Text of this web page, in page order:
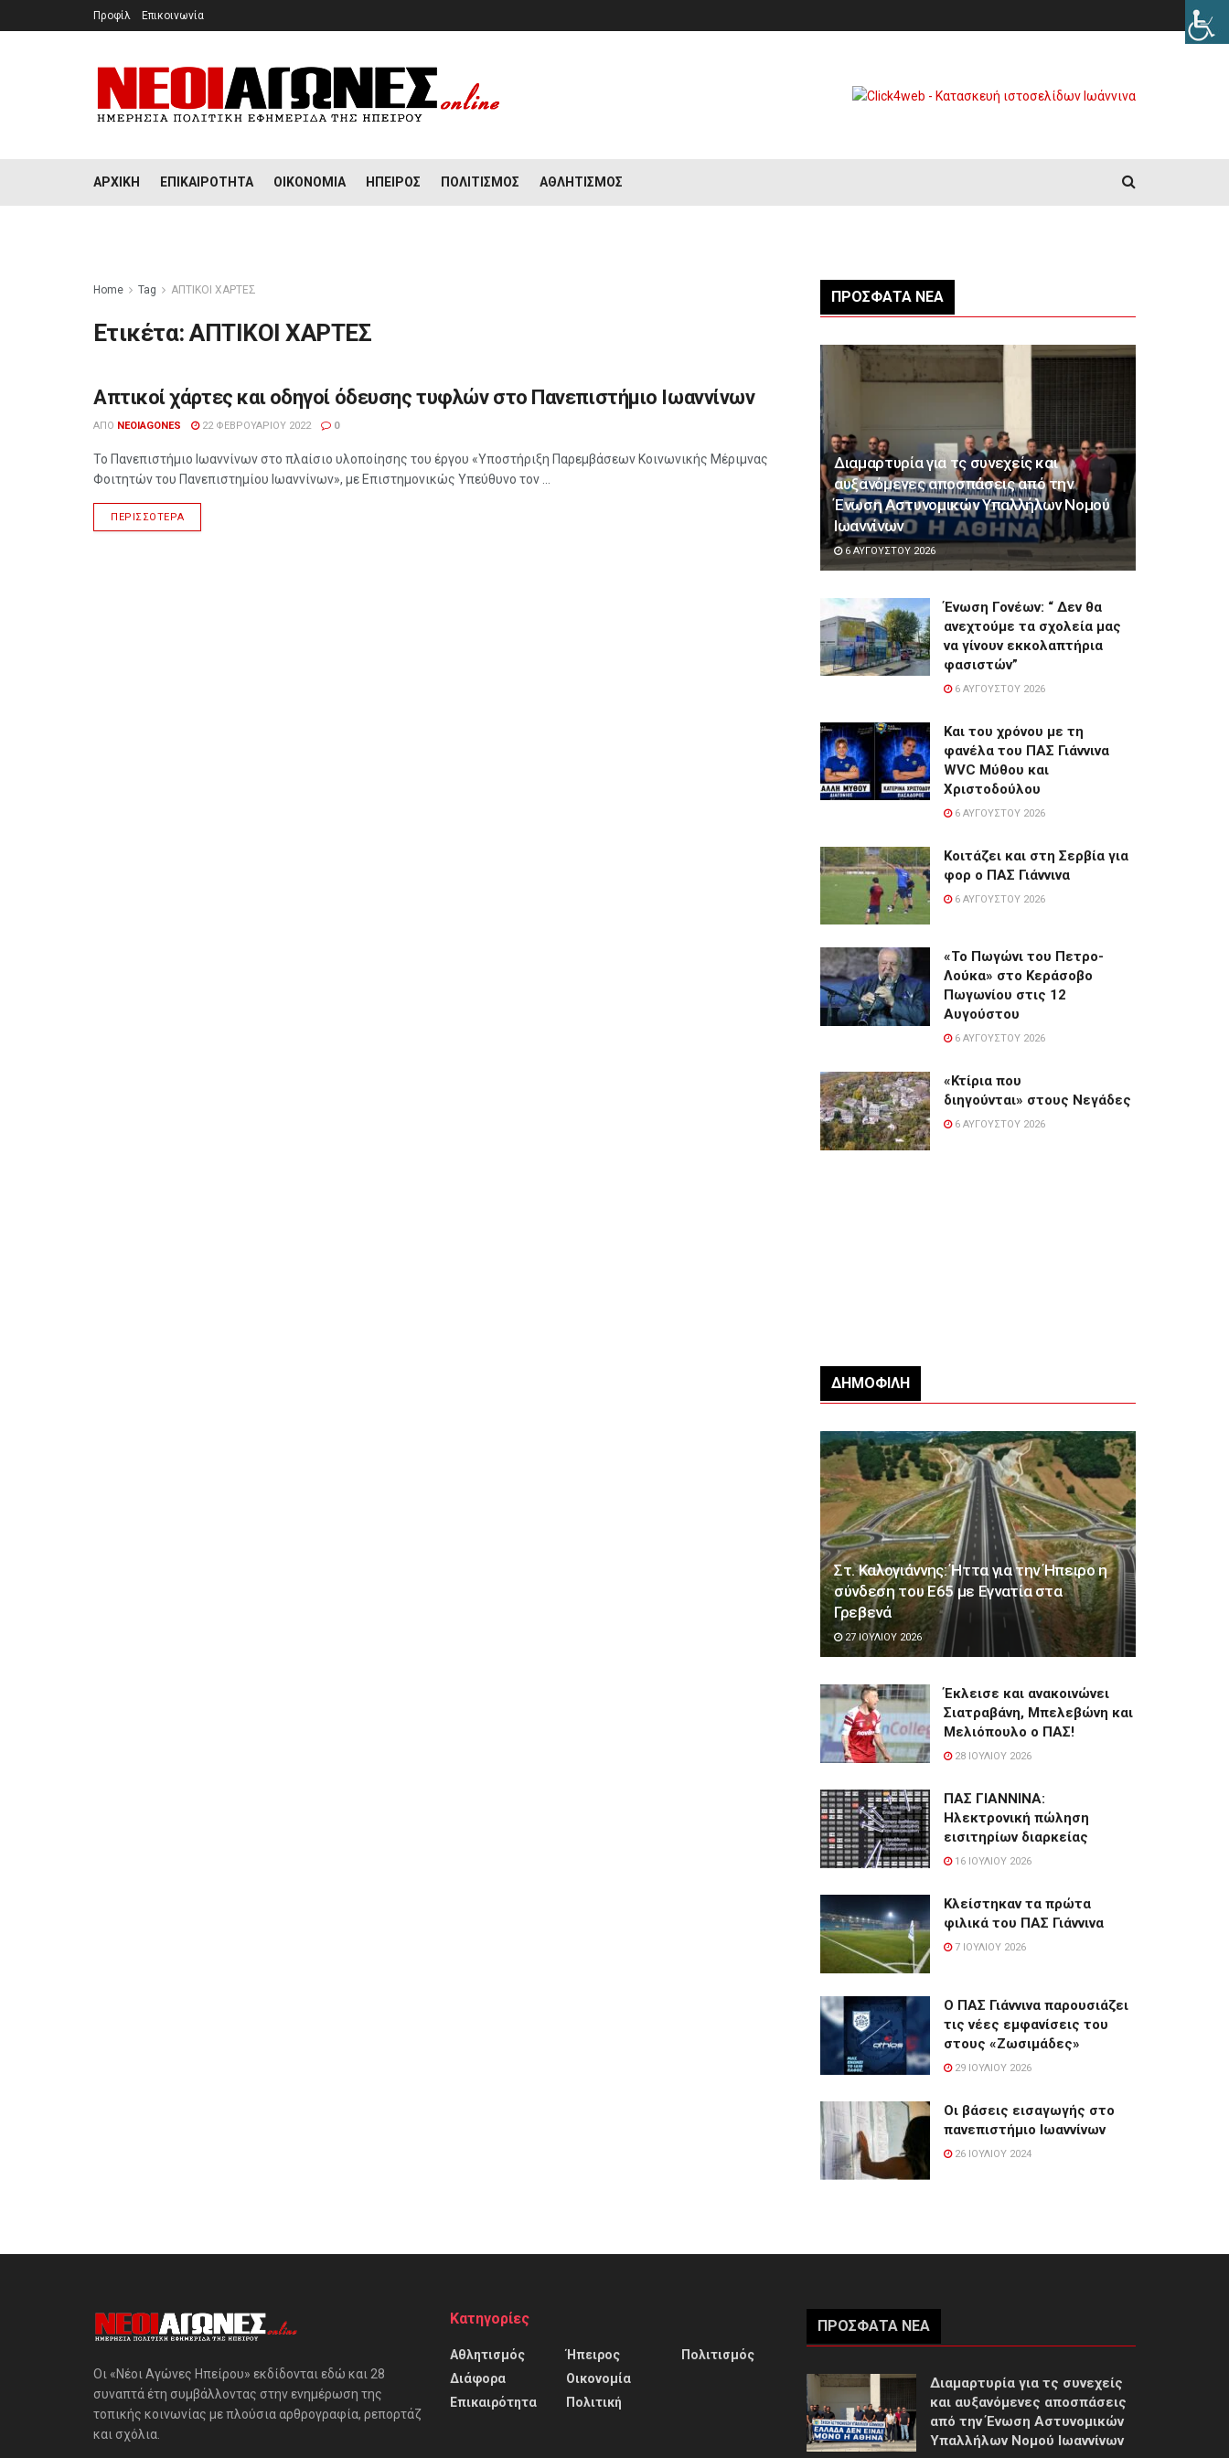
Προφίλ Επικοινωνία
ΑΡΧΙΚΉ ΕΠΙΚΑΙΡΌΤΗΤΑ ΟΙΚΟΝΟΜΊΑ ΉΠΕΙΡΟΣ ΠΟΛΙΤΙΣΜΌΣ ΑΘΛΗΤΙΣΜΌΣ
Home Tag ΑΠΤΙΚΟΙ ΧΑΡΤΕΣ
Ετικέτα:ΑΠΤΙΚΟΙ ΧΑΡΤΕΣ
ΉΠΕΙΡΟΣ
Απτικοί χάρτες και οδηγοί όδευσης τυφλών στο Πανεπιστήμιο Ιωαννίνων
ΑΠΌ NEOIAGONES 22 ΦΕΒΡΟΥΑΡΊΟΥ 2022 0
Το Πανεπιστήμιο Ιωαννίνων στο πλαίσιο υλοποίησης του έργου «Υποστήριξη Παρεμβάσεων Κοινωνικής Μέριμνας
Φοιτητών του Πανεπιστημίου Ιωαννίνων», με Επιστημονικώς Υπεύθυνο τον ...
ΠΕΡΙΣΣΌΤΕΡΑ
ΠΡΌΣΦΑΤΑ ΝΈΑ
Διαμαρτυρία για τς συνεχείς και
αυξανόμενες αποσπάσεις από την
Ένωση Αστυνομικών Υπαλλήλων Νομού
Ιωαννίνων
6 ΑΥΓΟΎΣΤΟΥ 2026
Ένωση Γονέων: “ Δεν θα
ανεχτούμε τα σχολεία μας
να γίνουν εκκολαπτήρια
φασιστών”
6 ΑΥΓΟΎΣΤΟΥ 2026
Και του χρόνου με τη
φανέλα του ΠΑΣ Γιάννινα
WVC Μύθου και
Χριστοδούλου
6 ΑΥΓΟΎΣΤΟΥ 2026
Κοιτάζει και στη Σερβία για
φορ ο ΠΑΣ Γιάννινα
6 ΑΥΓΟΎΣΤΟΥ 2026
«Το Πωγώνι του Πετρο-
Λούκα» στο Κεράσοβο
Πωγωνίου στις 12
Αυγούστου
6 ΑΥΓΟΎΣΤΟΥ 2026
«Κτίρια που
διηγούνται» στους Νεγάδες
6 ΑΥΓΟΎΣΤΟΥ 2026
ΔΗΜΟΦΙΛΉ
Στ. Καλογιάννης: Ήττα για την Ήπειρο η
σύνδεση του Ε65 με Εγνατία στα
Γρεβενά
27 ΙΟΥΛΊΟΥ 2026
Έκλεισε και ανακοινώνει
Σιατραβάνη, Μπελεβώνη και
Μελιόπουλο ο ΠΑΣ!
28 ΙΟΥΛΊΟΥ 2026
ΠΑΣ ΓΙΑΝΝΙΝΑ:
Hλεκτρονική πώληση
εισιτηρίων διαρκείας
16 ΙΟΥΛΊΟΥ 2026
Κλείστηκαν τα πρώτα
φιλικά του ΠΑΣ Γιάννινα
7 ΙΟΥΛΊΟΥ 2026
Ο ΠΑΣ Γιάννινα παρουσιάζει
τις νέες εμφανίσεις του
στους «Ζωσιμάδες»
29 ΙΟΥΛΊΟΥ 2026
Οι βάσεις εισαγωγής στο
πανεπιστήμιο Ιωαννίνων
26 ΙΟΥΛΊΟΥ 2024
Οι «Νέοι Αγώνες Ηπείρου» εκδίδονται εδώ και 28
συναπτά έτη συμβάλλοντας στην ενημέρωση της
τοπικής κοινωνίας με πλούσια αρθρογραφία, ρεπορτάζ
και σχόλια.
Κατηγορίες
Αθλητισμός
Διάφορα
Επικαιρότητα
Ήπειρος
Οικονομία
Πολιτική
Πολιτισμός
ΠΡΌΣΦΑΤΑ ΝΈΑ
Διαμαρτυρία για τς συνεχείς
και αυξανόμενες αποσπάσεις
από την Ένωση Αστυνομικών
Υπαλλήλων Νομού Ιωαννίνων